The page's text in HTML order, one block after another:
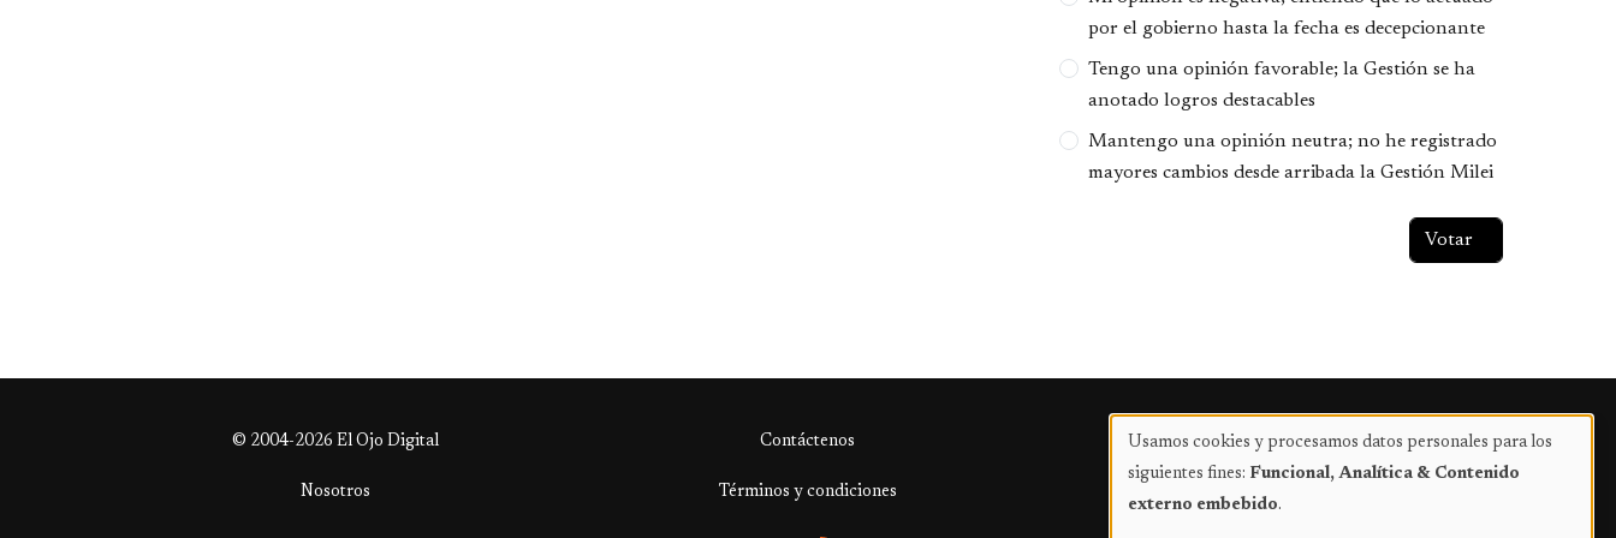
por el gobierno hasta la fecha es decepcionante
Tengo una opinión favorable; la Gestión se ha
anotado logros destacables
Mantengo una opinión neutra; no he registrado
mayores cambios desde arribada la Gestión Milei
© 2004-2026 El Ojo Digital Contáctenos Publicidad
Nosotros Términos y condiciones
Uso
de
Usamos cookies y procesamos datos personales para los
siguientes fines: Funcional, Analítica & Contenido
externo embebido.